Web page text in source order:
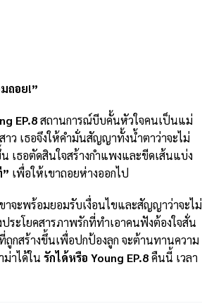
ถอย!”
EP.8สถานการณ์บีบคั้นหัวใจคนเป็นแม่
ว เธอจึงให้คำมั่นสัญญาทั้งน้ำตาว่าจะไม่
เธอตัดสินใจสร้างกำแพงและขีดเส้นแบ่ง
เพื่อให้เขาถอยห่างออกไป
จะพร้อมยอมรับเงื่อนไขและสัญญาว่าจะไม่
ระโยคสารภาพรักที่ทำเอาคนฟังต้องใจสั่น
ที่ถูกสร้างขึ้นเพื่อปกป้องลูก จะต้านทานความ
าได้ใน รักได้หรือ Young EP.8คืนนี้ เวลา